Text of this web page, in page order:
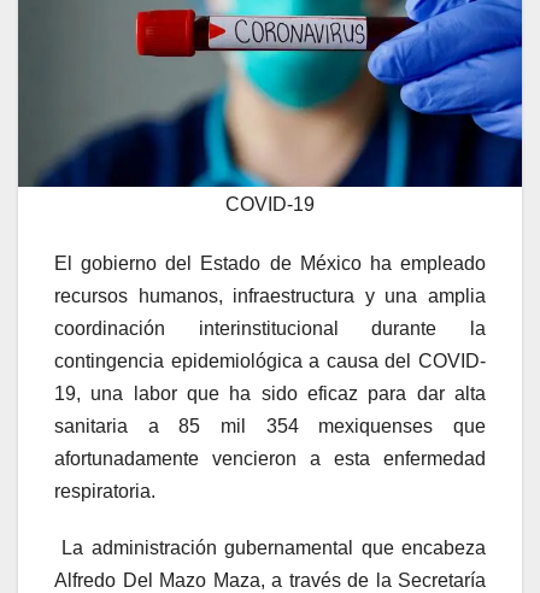
COVID-19
El gobierno del Estado de México ha empleado
recursos humanos, infraestructura y una amplia
coordinación interinstitucional durante la
contingencia epidemiológica a causa del COVID-
19, una labor que ha sido eficaz para dar alta
sanitaria a 85 mil 354 mexiquenses que
afortunadamente vencieron a esta enfermedad
respiratoria.
La administración gubernamental que encabeza
Alfredo Del Mazo Maza, a través de la Secretaría